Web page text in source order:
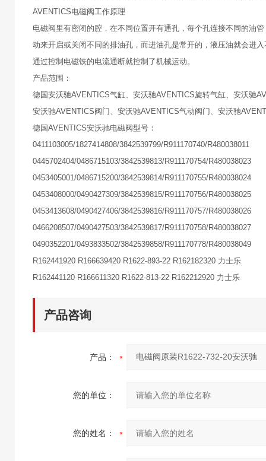
AVENTICS电磁阀工作原理
电磁阀里有密闭的腔，在不同位置开有通孔，每个孔连接不同的油
动来开启或关闭不同的排油孔，而进油孔是常开的，液压油就会进
通过控制电磁铁的电流通断就控制了机械运动。
产品范围：
德国安沃驰AVENTICS气缸、安沃驰AVENTICS旋转气缸、安沃驰
安沃驰AVENTICS阀门、安沃驰AVENTICS气动阀门、安沃驰
德国AVENTICS安沃驰电磁阀型号：
0411103005/1827414808/3842539799/R911170740/R480038011
0445702404/0486715103/3842539813/R911170754/R480038023
0453405001/0486715200/3842539814/R911170755/R480038024
0453408000/0490427309/3842539815/R911170756/R480038025
0453413608/0490427406/3842539816/R911170757/R480038026
0466208507/0490427503/3842539817/R911170758/R480038027
0490352201/0493833502/3842539858/R911170778/R480038049
R162441920 R166639420 R1622-893-22 R162182320 力士乐
R162441120 R166611320 R1622-813-22 R162212920 力士乐
产品咨询
产品：
您的单位：
您的姓名：